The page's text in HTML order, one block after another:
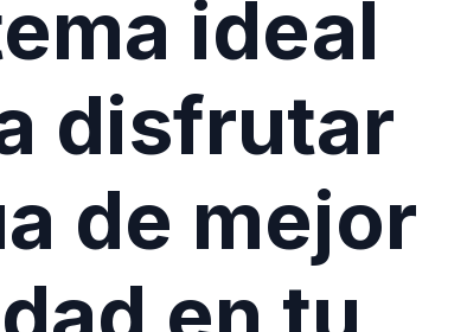
ideal
disfrutar
de mejor